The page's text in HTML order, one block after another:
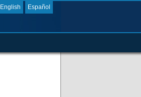
English Español